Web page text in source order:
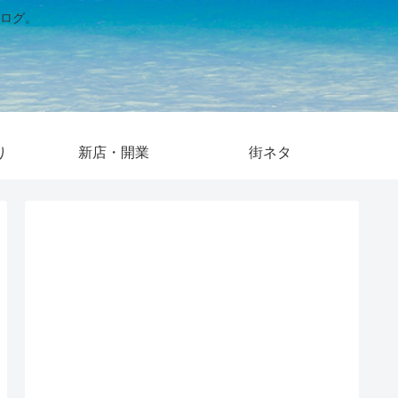
グ。
新店・開業 街ネタ